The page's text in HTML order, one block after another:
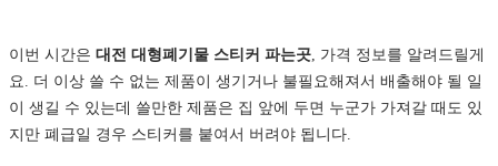
이번 시간은 대전 대형폐기물 스티커 파는곳, 가격 정보를 알려드릴게
요. 더 이상 쓸 수 없는 제품이 생기거나 불필요해져서 배출해야 될 일
이 생길 수 있는데 쓸만한 제품은 집 앞에 두면 누군가 가져갈 때도 있
지만 폐급일 경우 스티커를 붙여서 버려야 됩니다.